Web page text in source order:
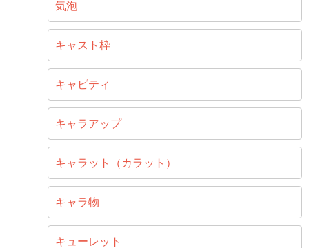
気泡
キャスト枠
キャビティ
キャラアップ
キャラット（カラット）
キャラ物
キューレット